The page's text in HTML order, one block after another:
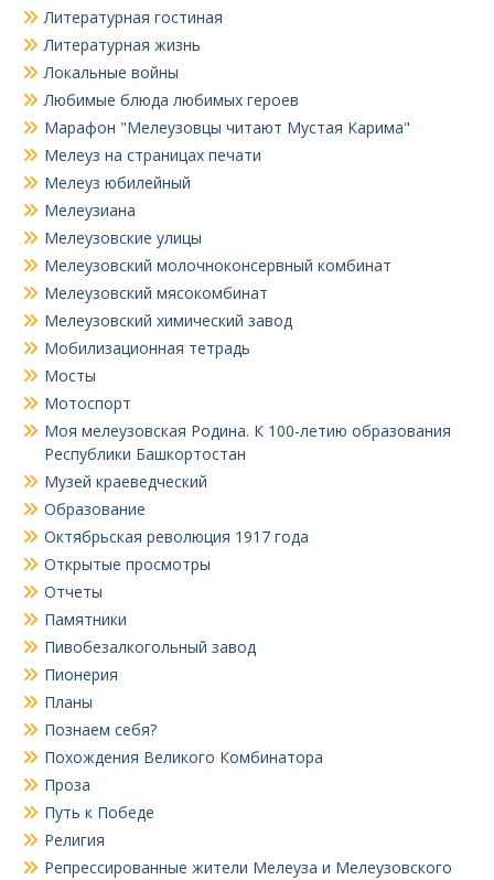
Литературная гостиная
Литературная жизнь
Локальные войны
Любимые блюда любимых героев
Марафон "Мелеузовцы читают Мустая Карима"
Мелеуз на страницах печати
Мелеуз юбилейный
Мелеузиана
Мелеузовские улицы
Мелеузовский молочноконсервный комбинат
Мелеузовский мясокомбинат
Мелеузовский химический завод
Мобилизационная тетрадь
Мосты
Мотоспорт
Моя мелеузовская Родина. К 100-летию образования
Республики Башкортостан
Музей краеведческий
Образование
Октябрьская революция 1917 года
Открытые просмотры
Отчеты
Памятники
Пивобезалкогольный завод
Пионерия
Планы
Познаем себя?
Похождения Великого Комбинатора
Проза
Путь к Победе
Религия
Репрессированные жители Мелеуза и Мелеузовского